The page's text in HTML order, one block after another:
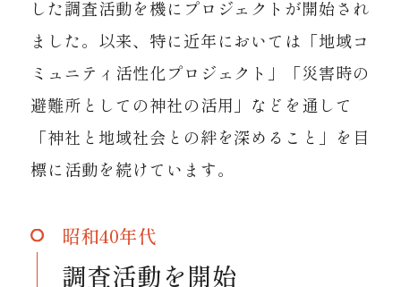
した調査活動を機にプロジェクトが開始され
ました。以来、特に近年においては「地域コ
ミュニティ活性化プロジェクト」「災害時の
避難所としての神社の活用」などを通して
「神社と地域社会との絆を深めること」を目
標に活動を続けています。
昭和40年代
調査活動を開始